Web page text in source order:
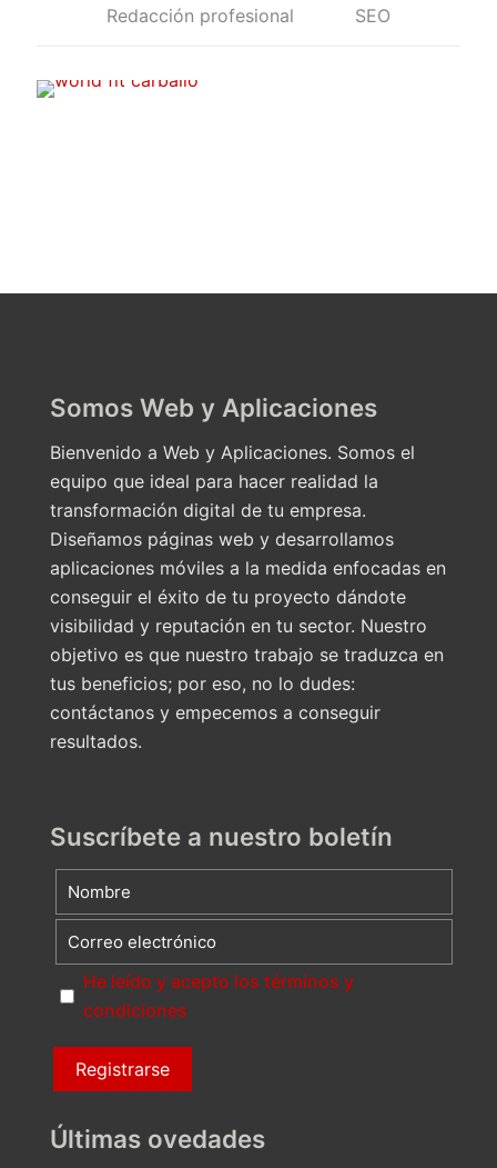
Redacción profesional SEO
Somos Web y Aplicaciones
Bienvenido a Web y Aplicaciones. Somos el
equipo que ideal para hacer realidad la
transformación digital de tu empresa.
Diseñamos páginas web y desarrollamos
aplicaciones móviles a la medida enfocadas en
conseguir el éxito de tu proyecto dándote
visibilidad y reputación en tu sector. Nuestro
objetivo es que nuestro trabajo se traduzca en
tus beneficios; por eso, no lo dudes:
contáctanos y empecemos a conseguir
resultados.
Suscríbete a nuestro boletín
He leído y acepto los términos y
condiciones
Últimas ovedades